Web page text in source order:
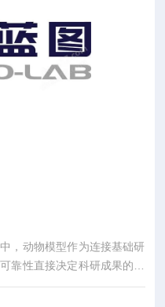
，动物模型作为连接基础研
靠性直接决定科研成果的价
生物医学领域十余载，凭借